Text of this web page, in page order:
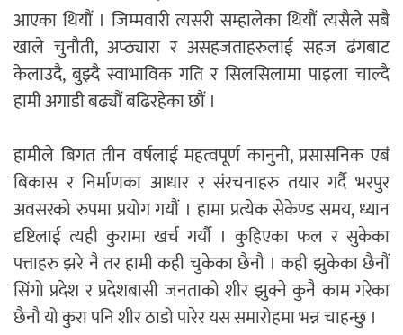
आएका थियौं । जिम्मवारी त्यसरी सम्हालेका थियौं त्यसैले सबै
खाले चुनौती, अप्ठ्यारा र असहजताहरुलाई सहज ढंगबाट
केलाउदै, बुझ्दै स्वाभाविक गति र सिलसिलामा पाइला चाल्दै
हामी अगाडी बढ्यौं बढिरहेका छौं ।
हामीले बिगत तीन वर्षलाई महत्वपूर्ण कानुनी, प्रसासनिक एबं
बिकास र निर्माणका आधार र संरचनाहरु तयार गर्दै भरपुर
अवसरको रुपमा प्रयोग गयौं । हामा प्रत्येक सेकेण्ड समय, ध्यान
दृष्टिलाई त्यही कुरामा खर्च गर्यौ । कुहिएका फल र सुकेका
पत्ताहरु झरे नै तर हामी कही चुकेका छैनौ । कही झुकेका छैनौं
सिंगो प्रदेश र प्रदेशबासी जनताको शीर झुक्ने कुनै काम गरेका
छैनौ यो कुरा पनि शीर ठाडो पारेर यस समारोहमा भन्न चाहन्छु ।